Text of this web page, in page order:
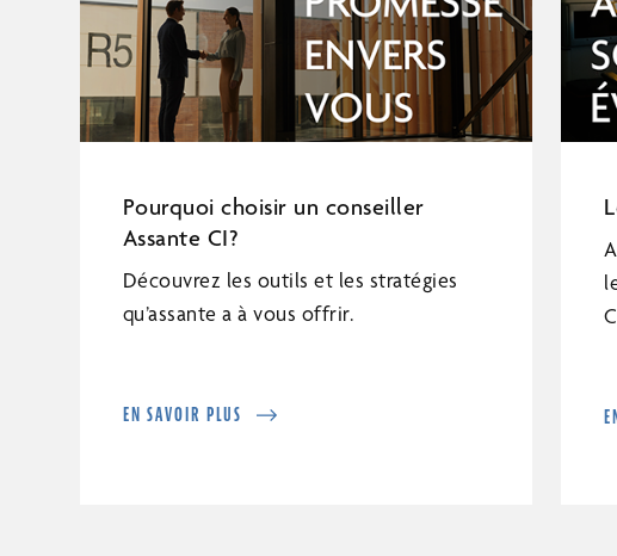
Pourquoi choisir un conseiller
Assante CI?
Découvrez les outils et les stratégies
qu’assante a à vous offrir.
EN SAVOIR PLUS